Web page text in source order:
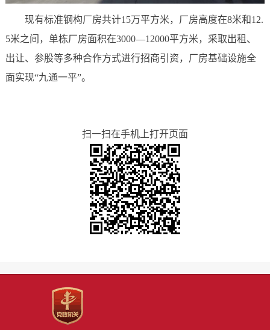
现有标准钢构厂房共计15万平方米，厂房高度在8米和12.
5米之间，单栋厂房面积在3000—12000平方米，采取出租、
出让、参股等多种合作方式进行招商引资，厂房基础设施全
面实现“九通一平”。
扫一扫在手机上打开页面